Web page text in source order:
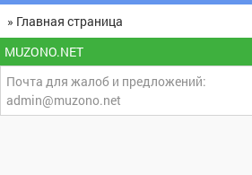
» Главная страница
MUZONO.NET
Почта для жалоб и предложений:
admin@muzono.net